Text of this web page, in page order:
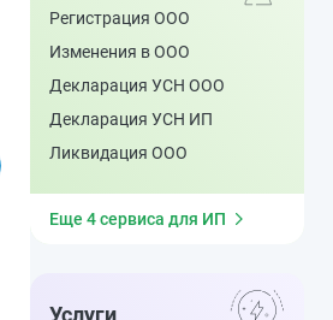
Регистрация ООО
Изменения в ООО
Декларация УСН ООО
Декларация УСН ИП
Ликвидация ООО
Еще 4 сервиса для ИП
Услуги